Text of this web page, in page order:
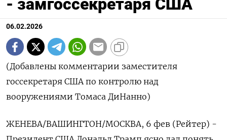
- замгоссекретаря США
06.02.2026
(Добавлены комментарии заместителя
госсекретаря США по контролю над
вооружениями Томаса ДиНанно)
ЖЕНЕВА/ВАШИНГТОН/МОСКВА, 6 фев (Рейтер) -